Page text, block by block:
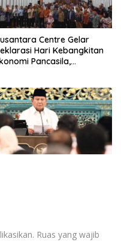
Centre Gelar
Hari Kebangkitan
Pancasila,
(Pergolakan
Politik Indonesia) &
Nasional “Urgensi
Undang-Undang
Nasional dan
Sosial dalam
Ruas yang wajib